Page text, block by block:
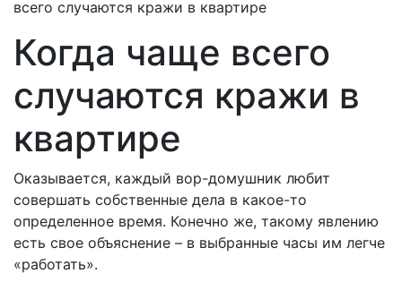
всего случаются кражи в квартире
Когда чаще всего
случаются кражи в
квартире
Оказывается, каждый вор-домушник любит
совершать собственные дела в какое-то
определенное время. Конечно же, такому явлению
есть свое объяснение – в выбранные часы им легче
«работать».